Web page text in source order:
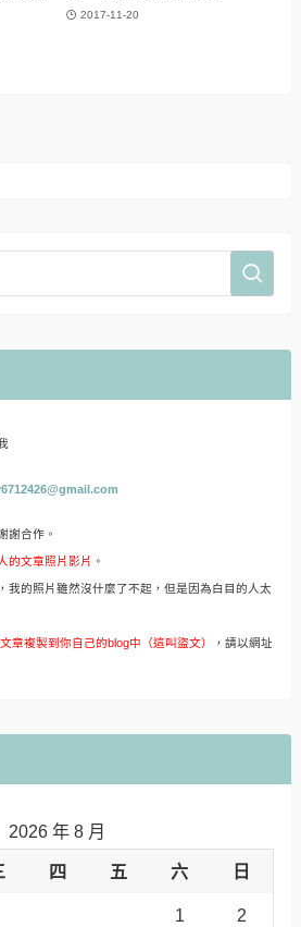
2017-11-20
謝合作。
的文章照片影片 。
我的照片雖然沒什麼了不起，但是因為白目的人太
章複製到你自己的blog中（這叫盜文） ，請以網址
2026 年 8 月
四 五 六 日
1 2